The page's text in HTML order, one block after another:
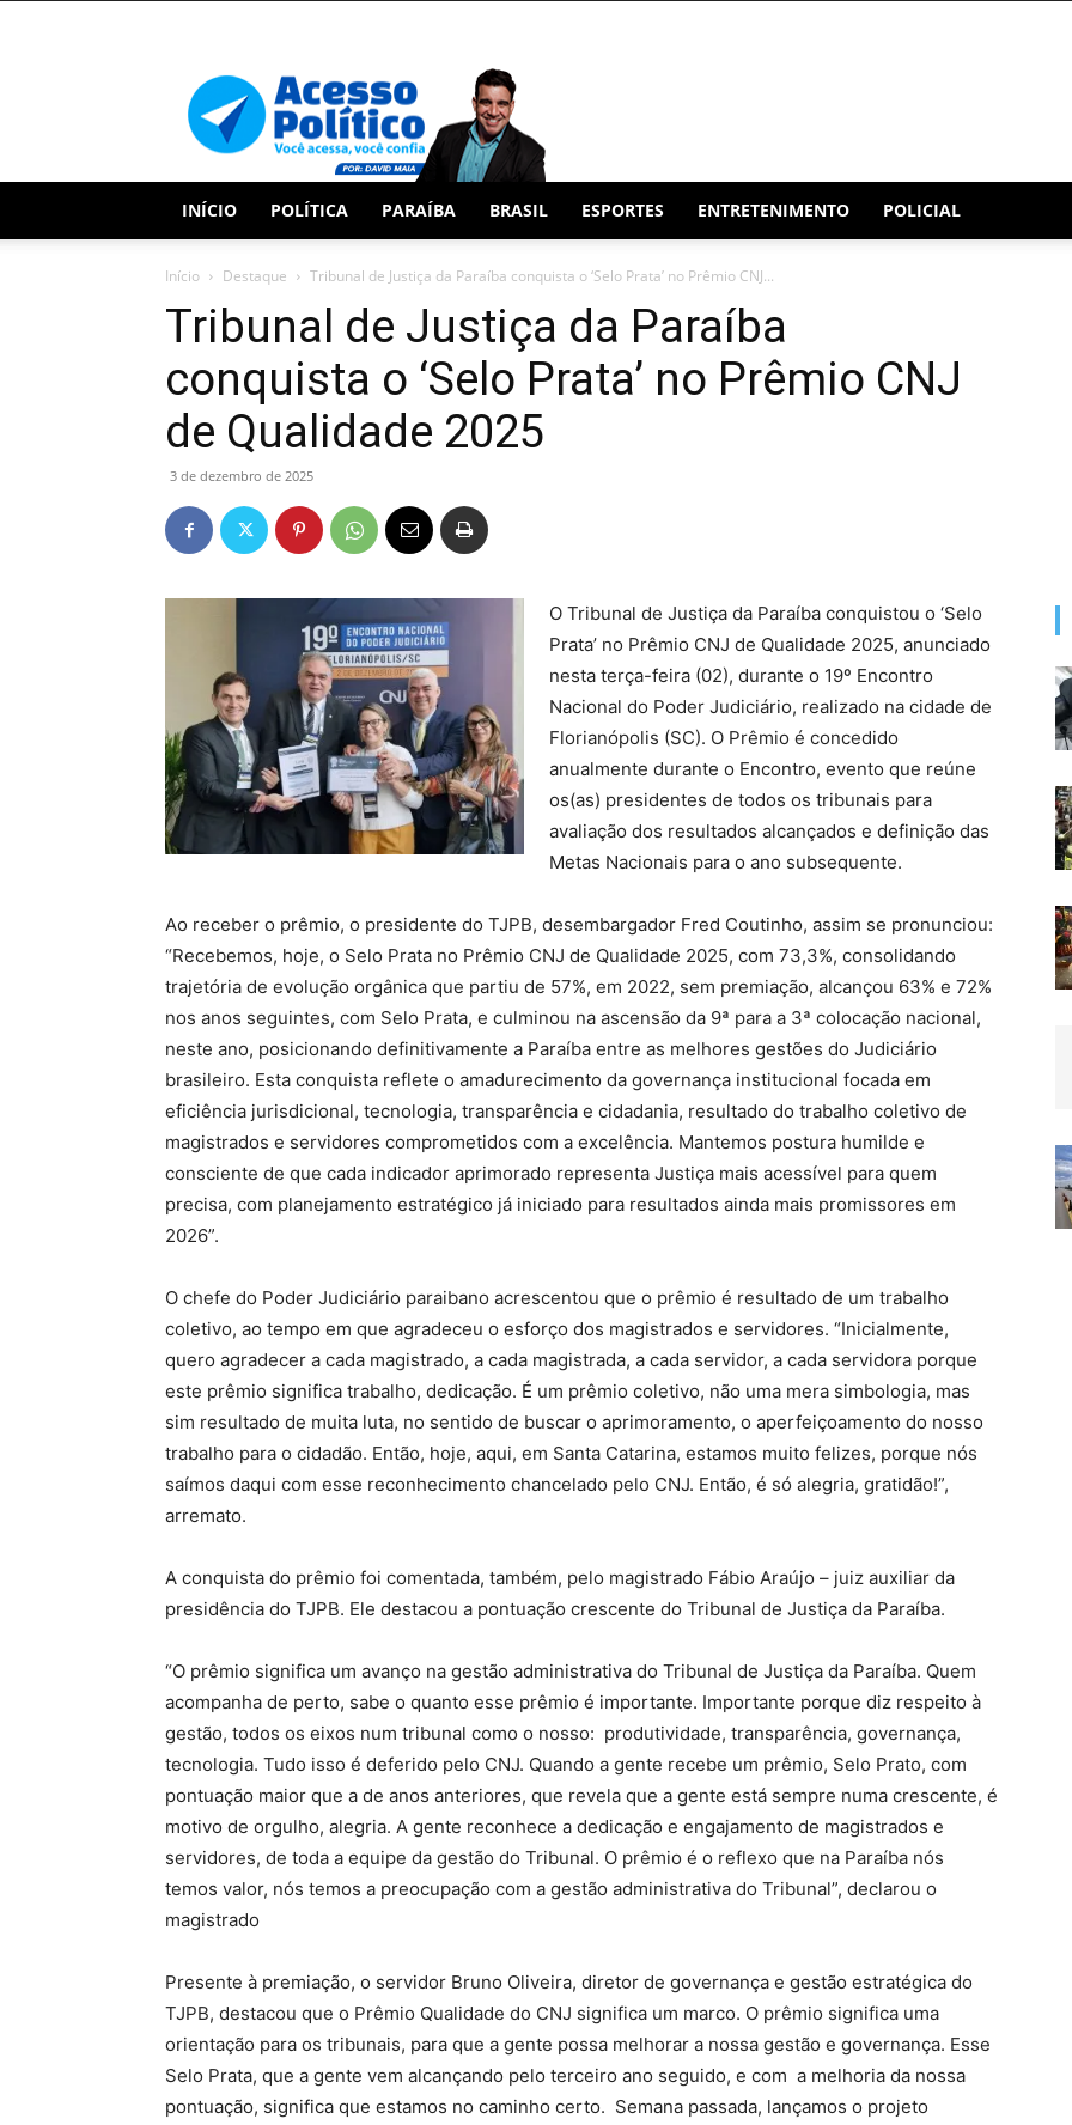
INÍCIO POLÍTICA PARAÍBA BRASIL ESPORTES ENTRETENIMENTO POLICIAL
Início Destaque Tribunal de Justiça da Paraíba conquista o ‘Selo Prata’ no Prêmio CNJ...
Tribunal de Justiça da Paraíba
conquista o ‘Selo Prata’ no Prêmio CNJ
de Qualidade 2025
3 de dezembro de 2025
O Tribunal de Justiça da Paraíba conquistou o ‘Selo
Prata’ no Prêmio CNJ de Qualidade 2025, anunciado
nesta terça-feira (02), durante o 19º Encontro
Nacional do Poder Judiciário, realizado na cidade de
Florianópolis (SC). O Prêmio é concedido
anualmente durante o Encontro, evento que reúne
os(as) presidentes de todos os tribunais para
avaliação dos resultados alcançados e definição das
Metas Nacionais para o ano subsequente.
Ao receber o prêmio, o presidente do TJPB, desembargador Fred Coutinho, assim se pronunciou:
“Recebemos, hoje, o Selo Prata no Prêmio CNJ de Qualidade 2025, com 73,3%, consolidando
trajetória de evolução orgânica que partiu de 57%, em 2022, sem premiação, alcançou 63% e 72%
nos anos seguintes, com Selo Prata, e culminou na ascensão da 9ª para a 3ª colocação nacional,
neste ano, posicionando definitivamente a Paraíba entre as melhores gestões do Judiciário
brasileiro. Esta conquista reflete o amadurecimento da governança institucional focada em
eficiência jurisdicional, tecnologia, transparência e cidadania, resultado do trabalho coletivo de
magistrados e servidores comprometidos com a excelência. Mantemos postura humilde e
consciente de que cada indicador aprimorado representa Justiça mais acessível para quem
precisa, com planejamento estratégico já iniciado para resultados ainda mais promissores em
2026”.
O chefe do Poder Judiciário paraibano acrescentou que o prêmio é resultado de um trabalho
coletivo, ao tempo em que agradeceu o esforço dos magistrados e servidores. “Inicialmente,
quero agradecer a cada magistrado, a cada magistrada, a cada servidor, a cada servidora porque
este prêmio significa trabalho, dedicação. É um prêmio coletivo, não uma mera simbologia, mas
sim resultado de muita luta, no sentido de buscar o aprimoramento, o aperfeiçoamento do nosso
trabalho para o cidadão. Então, hoje, aqui, em Santa Catarina, estamos muito felizes, porque nós
saímos daqui com esse reconhecimento chancelado pelo CNJ. Então, é só alegria, gratidão!”,
arremato.
A conquista do prêmio foi comentada, também, pelo magistrado Fábio Araújo – juiz auxiliar da
presidência do TJPB. Ele destacou a pontuação crescente do Tribunal de Justiça da Paraíba.
“O prêmio significa um avanço na gestão administrativa do Tribunal de Justiça da Paraíba. Quem
acompanha de perto, sabe o quanto esse prêmio é importante. Importante porque diz respeito à
gestão, todos os eixos num tribunal como o nosso: produtividade, transparência, governança,
tecnologia. Tudo isso é deferido pelo CNJ. Quando a gente recebe um prêmio, Selo Prato, com
pontuação maior que a de anos anteriores, que revela que a gente está sempre numa crescente, é
motivo de orgulho, alegria. A gente reconhece a dedicação e engajamento de magistrados e
servidores, de toda a equipe da gestão do Tribunal. O prêmio é o reflexo que na Paraíba nós
temos valor, nós temos a preocupação com a gestão administrativa do Tribunal”, declarou o
magistrado
Presente à premiação, o servidor Bruno Oliveira, diretor de governança e gestão estratégica do
TJPB, destacou que o Prêmio Qualidade do CNJ significa um marco. O prêmio significa uma
orientação para os tribunais, para que a gente possa melhorar a nossa gestão e governança. Esse
Selo Prata, que a gente vem alcançando pelo terceiro ano seguido, e com a melhoria da nossa
pontuação, significa que estamos no caminho certo. Semana passada, lançamos o projeto